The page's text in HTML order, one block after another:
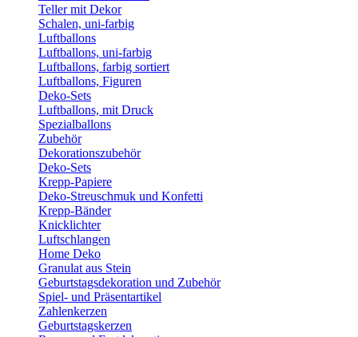
Teller mit Dekor
Schalen, uni-farbig
Luftballons
Luftballons, uni-farbig
Luftballons, farbig sortiert
Luftballons, Figuren
Deko-Sets
Luftballons, mit Druck
Spezialballons
Zubehör
Dekorationszubehör
Deko-Sets
Krepp-Papiere
Deko-Streuschmuk und Konfetti
Krepp-Bänder
Knicklichter
Luftschlangen
Home Deko
Granulat aus Stein
Geburtstagsdekoration und Zubehör
Spiel- und Präsentartikel
Zahlenkerzen
Geburtstagskerzen